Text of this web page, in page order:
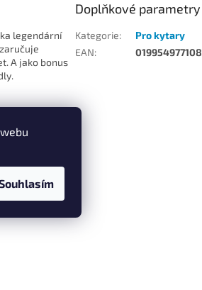
legendární
A jako bonus
Doplňkové parametry
Kategorie:
Pro kytary
EAN: 019954977108